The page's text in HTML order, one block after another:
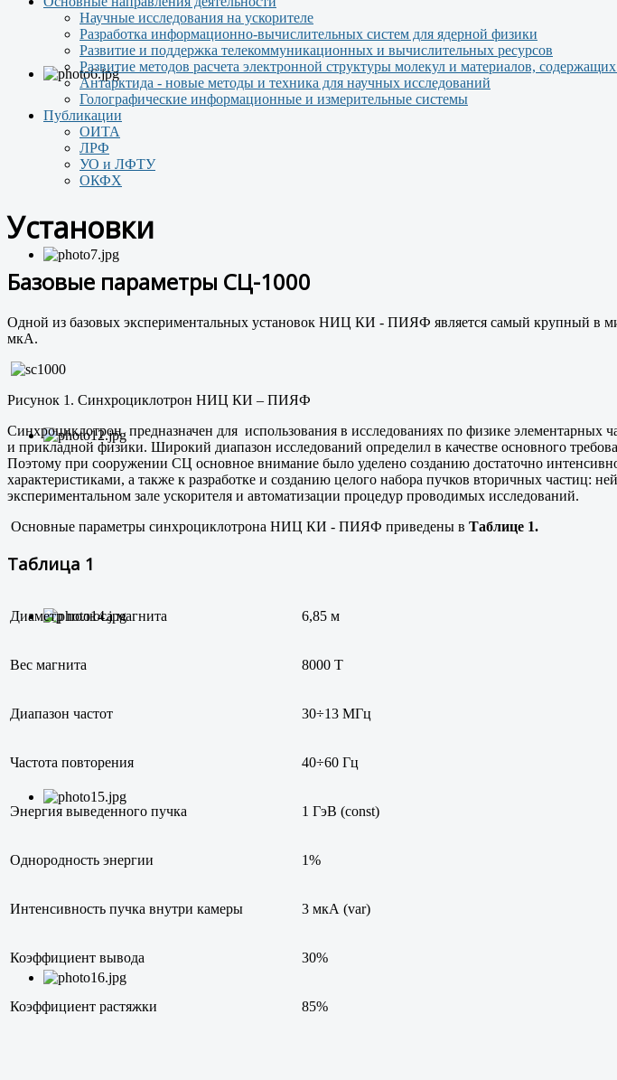
Научные исследования на ускорителе
Разработка информационно-вычислительных систем для ядерной физики
Развитие и поддержка телекоммуникационных и вычислительных ресурсов
Развитие методов расчета электронной структуры молекул и материалов,
Антарктида - новые методы и техника для научных исследований
Голографические информационные и измерительные системы
Публикации
ОИТА
ЛРФ
УО и ЛФТУ
ОКФХ
Установки
Базовые параметры СЦ-1000
Одной из базовых экспериментальных установок НИЦ КИ - ПИЯФ является самый крупный в
мкА.
Рисунок 1. Синхроциклотрон НИЦ КИ – ПИЯФ
Синхроциклотрон предназначен для использования в исследованиях по физике
и прикладной физики. Широкий диапазон исследований определил в качестве основного
Поэтому при сооружении СЦ основное внимание было уделено созданию достаточно
характеристиками, а также к разработке и созданию целого набора пучков вторичных
экспериментальном зале ускорителя и автоматизации процедур проводимых исследований.
Основные параметры синхроциклотрона НИЦ КИ - ПИЯФ приведены в Таблице 1.
Таблица 1
Диаметр полюса магнита 6,85 м
Вес магнита 8000 Т
Диапазон частот 30÷13 МГц
Частота повторения 40÷60 Гц
Энергия выведенного пучка 1 ГэВ (const)
Однородность энергии 1%
Интенсивность пучка внутри камеры 3 мкА (var)
Коэффициент вывода 30%
Коэффициент растяжки 85%